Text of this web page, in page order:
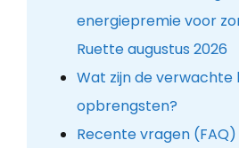
energiepremie voor
Ruette augustus 2026
Wat zijn de verwachte
opbrengsten?
Recente vragen